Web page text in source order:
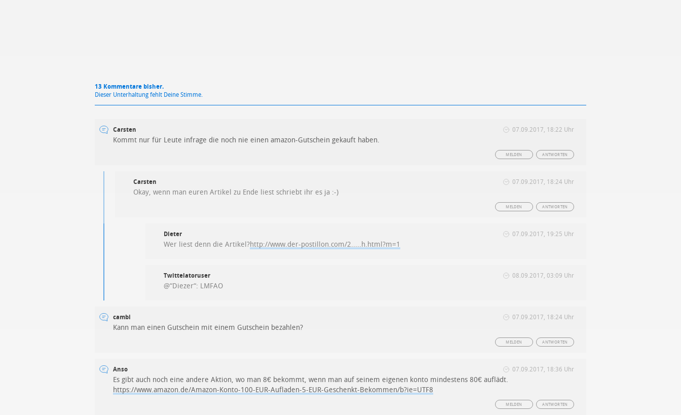
13 Kommentare bisher.
Dieser Unterhaltung fehlt Deine Stimme.
Carsten 07.09.2017, 18:22 Uhr
Kommt nur für Leute infrage die noch nie einen amazon-Gutschein gekauft haben.
ANTWORTEN
MELDEN
Carsten 07.09.2017, 18:24 Uhr
Okay, wenn man euren Artikel zu Ende liest schriebt ihr es ja :-)
ANTWORTEN
MELDEN
Dieter 07.09.2017, 19:25 Uhr
Wer liest denn die Artikel?http://www.der-postillon.com/2.....h.html?m=1
Twittelatoruser 08.09.2017, 03:09 Uhr
@“Diezer“: LMFAO
cambi 07.09.2017, 18:24 Uhr
Kann man einen Gutschein mit einem Gutschein bezahlen?
ANTWORTEN
MELDEN
Anso 07.09.2017, 18:36 Uhr
Es gibt auch noch eine andere Aktion, wo man 8€ bekommt, wenn man auf seinem eigenen konto mindestens 80€ auflädt.
https://www.amazon.de/Amazon-Konto-100-EUR-Aufladen-5-EUR-Geschenkt-Bekommen/b?ie=UTF8
ANTWORTEN
MELDEN